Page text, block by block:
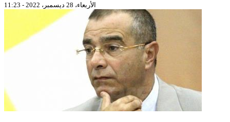
الأربعاء، 28 ديسمبر، 2022 - 11:23